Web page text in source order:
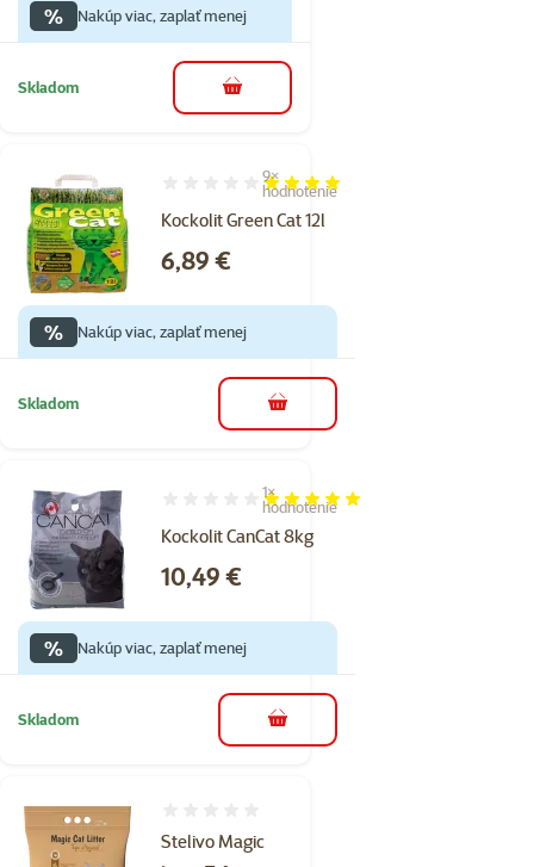
% Nakúp viac, zaplať menej
Skladom do košíka
Kockolit Green Cat 12l
Hodnotenie 80%, počet hodnotení: 9
9×
hodnotenie
Cena
6,89 €
% Nakúp viac, zaplať menej
Skladom do košíka
Kockolit CanCat 8kg
Hodnotenie 100%, počet hodnotení: 1
1×
hodnotenie
Cena
10,49 €
% Nakúp viac, zaplať menej
Skladom do košíka
Stelivo Magic